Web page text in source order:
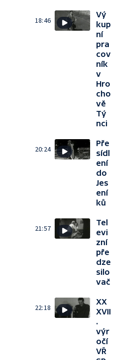
18:46
Vý
kup
ní
pra
cov
ník
v
Hro
cho
vě
Tý
nci
20:24
Pře
sídl
ení
do
Jes
ení
ků
21:57
Tel
evi
zní
pře
dze
silo
vač
22:18
XX
XVII
.
výr
očí
VŘ